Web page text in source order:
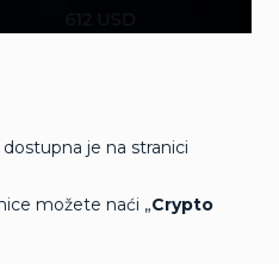
je na stranici
možete naći „Crypto